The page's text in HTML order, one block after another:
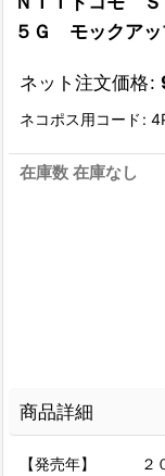
５Ｇ モックア
ネット注文価格:
ネコポス用コード :
在庫数 在庫なし
商品詳細
【発売年】 ２０